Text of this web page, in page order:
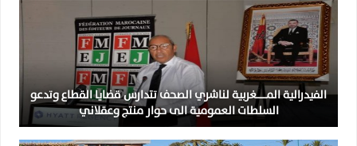
الفيدرالية المــــــغربية لناشري الصحف تتدارس قضايا القطاع وتدعو
السلطات العمومية الى حوار منتج وعقلاني